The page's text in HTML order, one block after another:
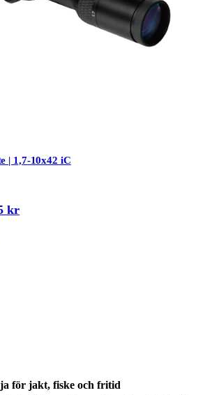
| 1,7-10x42 iC
kr
för jakt, fiske och fritid